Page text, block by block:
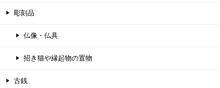
彫刻品
仏像・仏具
招き猫や縁起物の置物
古銭